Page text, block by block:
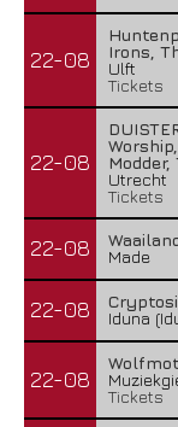
22-08
Irons,
Ulft
Tickets
22-08
Modder,
Utrecht
Tickets
22-08
Made
22-08
Iduna
22-08
Tickets